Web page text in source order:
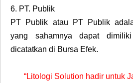
6. PT. Publik
PT Publik atau PT Publik
yang sahamnya dapat
dicatatkan di Bursa Efek.
“Litologi Solution hadir untuk